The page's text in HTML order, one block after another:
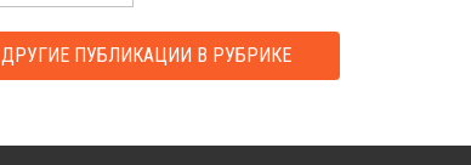
ДРУГИЕ ПУБЛИКАЦИИ В РУБРИКЕ